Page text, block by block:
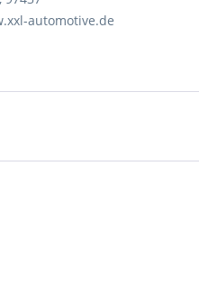
automotive.de